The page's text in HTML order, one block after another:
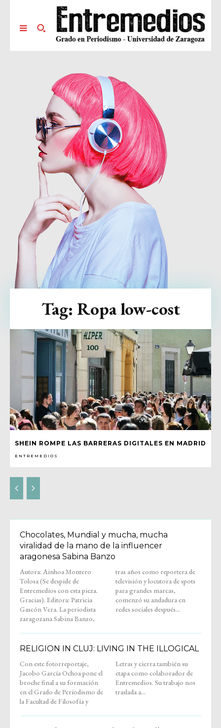
SHEIN ROMPE LAS BARRERAS DIGITALES EN MADRID
ENTREMEDIOS
Tag: Ropa low-cost
Chocolates, Mundial y mucha, mucha
viralidad de la mano de la influencer
aragonesa Sabina Banzo
Autora: Ainhoa Montero
Tolosa (Se despide de
Entremedios con esta pieza.
Gracias). Editora: Patricia
Gascón Vera. La periodista
zaragozana Sabina Banzo,
tras años como reportera de
televisión y locutora de spots
para grandes marcas,
comenzó su andadura en
redes sociales después...
RELIGION IN CLUJ: LIVING IN THE ILLOGICAL
Con este fotorreportaje,
Jacobo García Ochoa pone el
broche final a su formación
en el Grado de Periodismo de
la Facultad de Filosofía y
Letras y cierra también su
etapa como colaborador de
Entremedios. Su trabajo nos
traslada a...